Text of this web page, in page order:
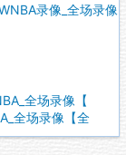
录像_全场录像
全场录像【
全场录像【全